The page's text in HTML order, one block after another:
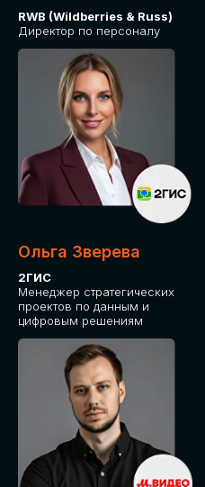
RWB (Wildberries & Russ)
Директор по персоналу
Ольга Зверева
2ГИС
Менеджер стратегических
проектов по данным и
цифровым решениям